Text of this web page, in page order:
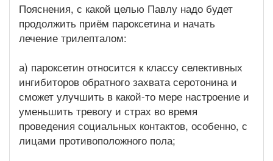
Пояснения, с какой целью Павлу надо будет
продолжить приём пароксетина и начать
лечение трилепталом:
а) пароксетин относится к классу селективных
ингибиторов обратного захвата серотонина и
сможет улучшить в какой-то мере настроение и
уменьшить тревогу и страх во время
проведения социальных контактов, особенно, с
лицами противоположного пола;